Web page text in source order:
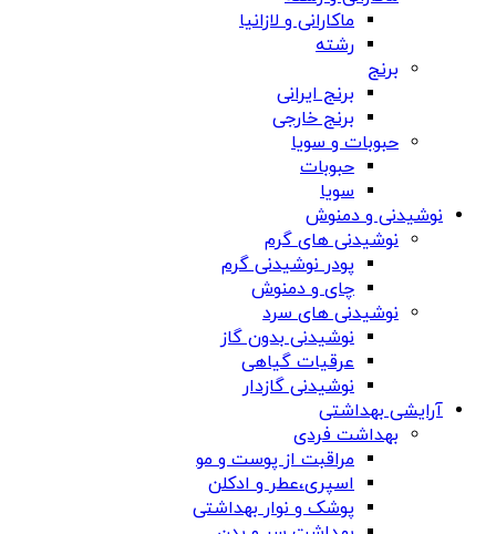
ماکارانی و لازانیا
رشته
برنج
برنج ایرانی
برنج خارجی
حبوبات و سویا
حبوبات
سویا
نوشیدنی و دمنوش
نوشیدنی های گرم
پودر نوشیدنی گرم
چای و دمنوش
نوشیدنی های سرد
نوشیدنی بدون گاز
عرقیات گیاهی
نوشیدنی گازدار
آرایشی بهداشتی
بهداشت فردی
مراقبت از پوست و مو
اسپری،عطر و ادکلن
پوشک و نوار بهداشتی